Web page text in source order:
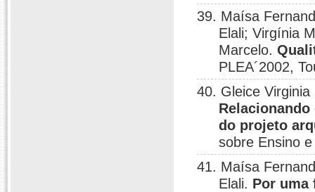
39. Maísa
Elali; Virgínia
Marcelo.
PLEA´2002,
40. Gleice
do projeto
sobre Ensino
41. Maísa
Elali. Por uma